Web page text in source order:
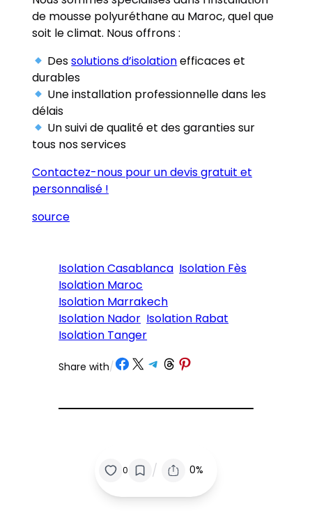
de mousse polyuréthane au Maroc, quel que
soit le climat. Nous offrons :
Dessolutions d’isolationefficaces et
durables
Une installation professionnelle dans les
délais
Un suivi de qualité et des garanties sur
tous nos services
Contactez-nous pour un devis gratuit et
personnalisé !
source
Isolation Casablanca Isolation Fès
Isolation Maroc
Isolation Marrakech
Isolation Nador Isolation Rabat
Isolation Tanger
Share with/ Partager sur Facebook
Partager sur X Partager sur Telegram
Partager sur Threads
Partager sur Pinterest
0 / 0%